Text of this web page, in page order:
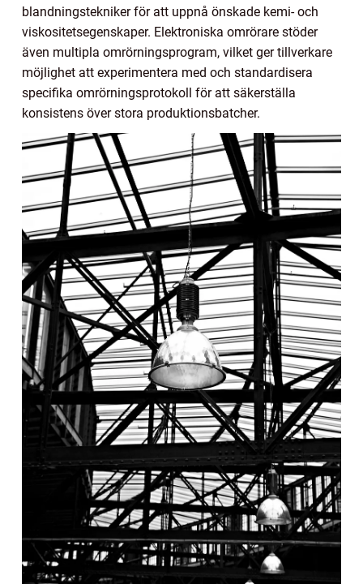
blandningstekniker för att uppnå önskade kemi- och
viskositetsegenskaper. Elektroniska omrörare stöder
även multipla omrörningsprogram, vilket ger tillverkare
möjlighet att experimentera med och standardisera
specifika omrörningsprotokoll för att säkerställa
konsistens över stora produktionsbatcher.